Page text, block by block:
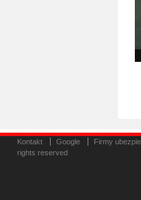
Kontakt Google Firmy
rights reserved